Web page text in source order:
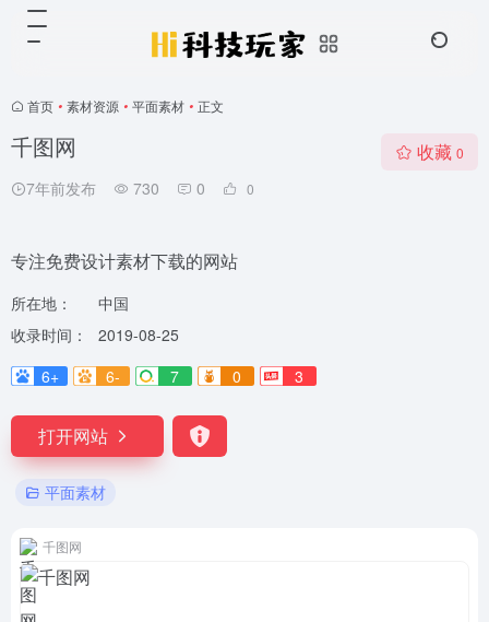
首页 • 素材资源 • 平面素材 • 正文
千图网
7年前发布 730 0 0
收藏 0
专注免费设计素材下载的网站
所在地：
中国
收录时间：
2019-08-25
6+
6- 7 0 3
打开网站
平面素材
千图网